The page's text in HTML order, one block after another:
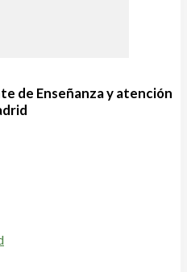
de Enseñanza y atención